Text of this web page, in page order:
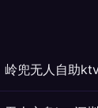
岭兜无人自助